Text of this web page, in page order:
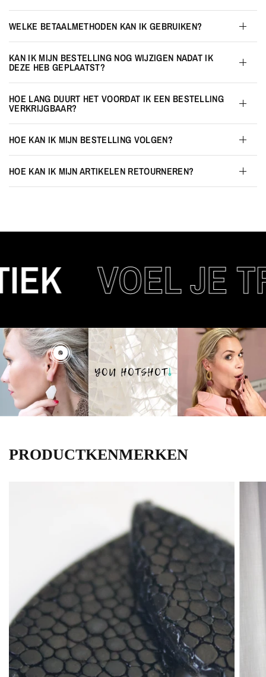
WELKE BETAALMETHODEN KAN IK GEBRUIKEN?
KAN IK MIJN BESTELLING NOG WIJZIGEN NADAT IK
DEZE HEB GEPLAATST?
HOE LANG DUURT HET VOORDAT IK EEN BESTELLING
VERKRIJGBAAR?
HOE KAN IK MIJN BESTELLING VOLGEN?
HOE KAN IK MIJN ARTIKELEN RETOURNEREN?
VOEL JE
PRODUCTKENMERKEN